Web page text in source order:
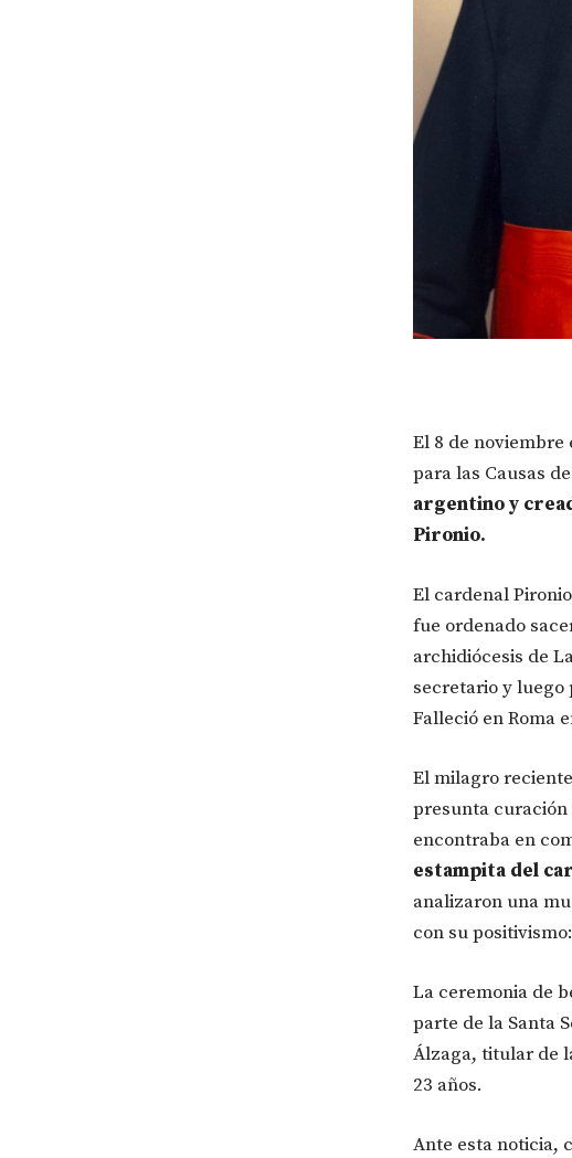
El 8 de noviembre
para las Causas
argentino y
Pironio.
El cardenal
fue ordenado
archidiócesis de
secretario y luego
Falleció en Roma
El milagro
presunta curación
encontraba en
estampita del
analizaron una
con su
La ceremonia de
parte de la Santa
Álzaga, titular de
23 años.
Ante esta noticia,